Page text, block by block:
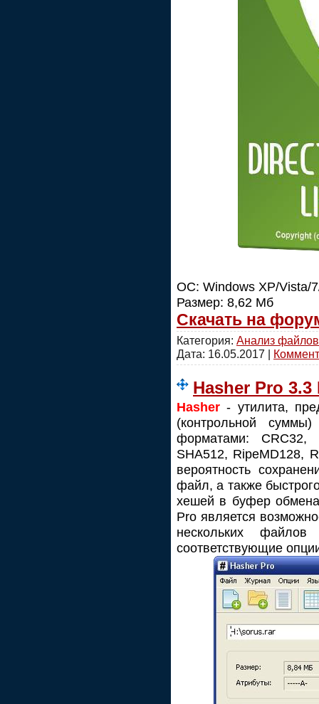
ОС: Windows XP/Vista/
Размер: 8,62 Мб
Скачать на
Категория: Анализ файлов
Дата: 16.05.2017 |
Hasher Pro
Hasher - утилита,
(контрольной
форматами:
SHA512, RipeMD128,
вероятность
файл, а также
хешей в буфер
Pro является
нескольких
соответствующие